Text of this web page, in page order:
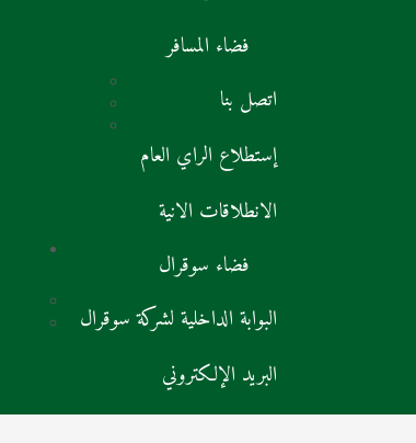
فضاء المسافر
اتصل بنا
إستطلاع الراي العام
الانطلاقات الانية
فضاء سوقرال
البوابة الداخلية لشركة سوقرال
البريد الإلكتروني